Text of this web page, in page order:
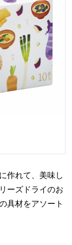
作れて、美味し
ーズドライのお
具材をアソート